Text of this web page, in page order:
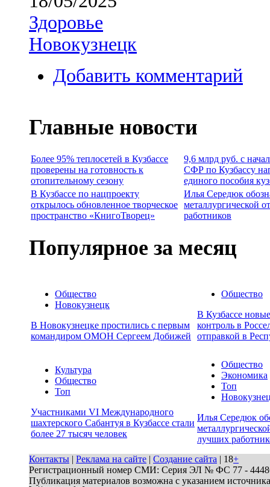
Здоровье
Новокузнецк
Добавить комментарий
Главные новости
Более 95% теплосетей в Кузбассе
проверены на готовность к
отопительному сезону
9,6 млрд руб. с
СФР по Кузбассу
единого пособия
В Кузбассе по нацпроекту
открылось обновленное творческое
пространство «КнигоТворец»
Илья Середюк
металлургической
работников
Популярное за месяц
Общество
Новокузнецк
В Новокузнецке простились с первым
командиром ОМОН Сергеем Добижей
Общество
В Кузбассе
контроль в
отправкой в
Культура
Общество
Топ
Участниками VI Международного
шахтерского Сабантуя в Кузбассе стали
более 27 тысяч человек
Общество
Экономика
Топ
Илья Середюк
лучших
Контакты | Реклама на сайте | Создание сайта | 18+
Регистрационный номер СМИ: Серия ЭЛ № ФС 77 - 44486
Публикация материалов возможна с указанием